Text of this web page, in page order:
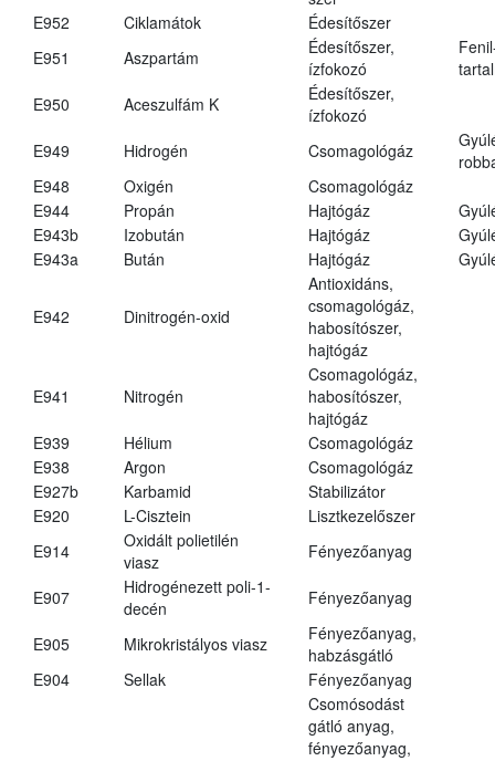
E952 Ciklamátok
Édesítőszer
E951
Aszpartám
Édesítőszer,
ízfokozó
E950
Aceszulfám K
Édesítőszer,
ízfokozó
E949
Hidrogén Csomagológáz
E948
Oxigén
Csomagológáz
E944
Propán Hajtógáz
E943b
Izobután Hajtógáz
E943a
Bután Hajtógáz
E942 Dinitrogén-oxid
Antioxidáns,
csomagológáz,
habosítószer,
hajtógáz
E941 Nitrogén
Csomagológáz,
habosítószer,
hajtógáz
E939
Hélium
Csomagológáz
E938
Argon
Csomagológáz
E927b
Karbamid
Stabilizátor
E920
L-Cisztein
Lisztkezelőszer
E914
Oxidált polietilén
viasz
Fényezőanyag
E907
Hidrogénezett poli-1-
decén
Fényezőanyag
E905 Mikrokristályos viasz
Fényezőanyag,
habzásgátló
E904
Sellak
Fényezőanyag
Csomósodást
gátló anyag,
fényezőanyag,